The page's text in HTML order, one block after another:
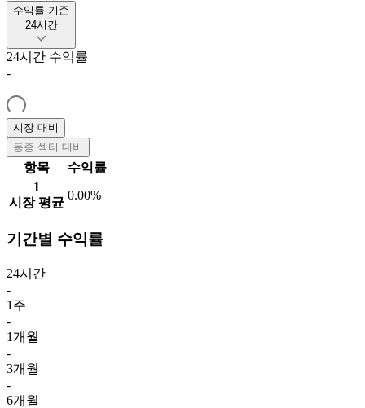
수익률 기준
24시간
24시간 수익률
-
시장 대비
동종 섹터 대비
항목
수익률
1
시장 평균
0.00%
기간별 수익률
24시간
-
1주
-
1개월
-
3개월
-
6개월